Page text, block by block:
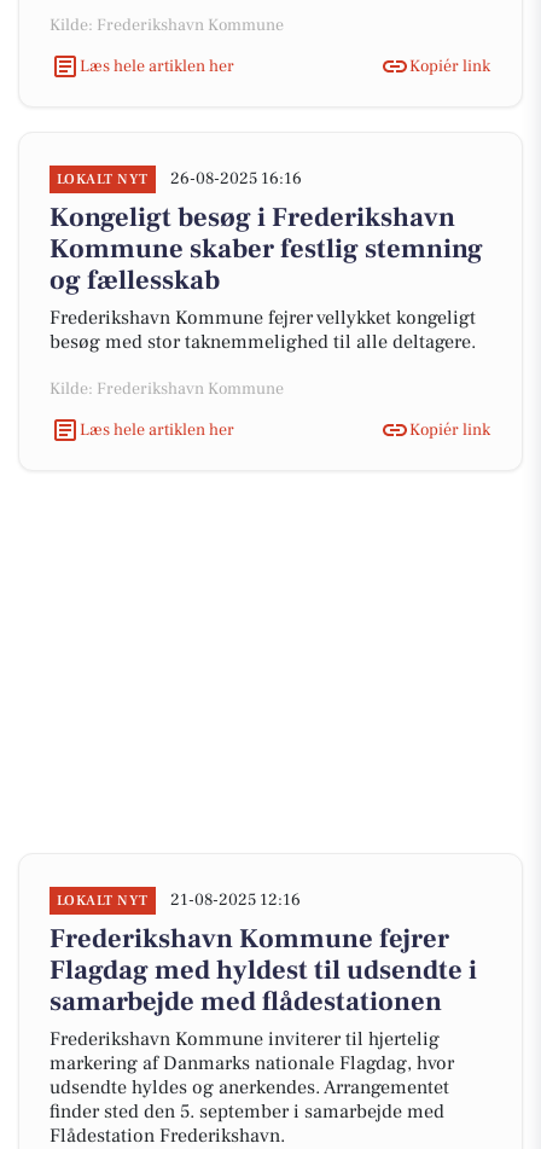
Kilde: Frederikshavn Kommune
Læs hele artiklen her
Kopiér link
LOKALT NYT 26-08-2025 16:16
Kongeligt besøg i Frederikshavn
Kommune skaber festlig stemning
og fællesskab
Frederikshavn Kommune fejrer vellykket kongeligt
besøg med stor taknemmelighed til alle deltagere.
Kilde: Frederikshavn Kommune
Læs hele artiklen her
Kopiér link
LOKALT NYT 21-08-2025 12:16
Frederikshavn Kommune fejrer
Flagdag med hyldest til udsendte i
samarbejde med flådestationen
Frederikshavn Kommune inviterer til hjertelig
markering af Danmarks nationale Flagdag, hvor
udsendte hyldes og anerkendes. Arrangementet
finder sted den 5. september i samarbejde med
Flådestation Frederikshavn.